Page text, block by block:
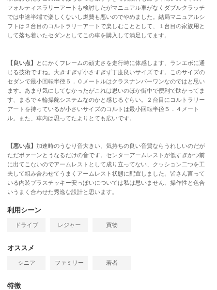
フォルティスラリーアートも検討したがマニュアル車がなくダブルクラッチ
では中途半端で楽しくないし燃費も悪いのでやめました。結局マニュアルシ
フトは２台目のコルトラリーアートで楽しむこととして、１台目の家族用と
して落ち着いたセダンとしてこの車を購入して満足してます。
【良い点】
とにかくフレームの頑丈さを走行時に体感します、ランエボに通
じる技術ですね。大きすぎず小さすぎず丁度良いサイズです。このサイズの
セダンで最小回転半径５．０メートルはクラスナンバーワンなのではと思い
ます。あまり気にしてなかったがこれは思いのほか街中で便利で助かってま
す、まるで４輪操舵システムなのかと感じるぐらい。２台目にコルトラリー
アートを持っているが小さいサイズのコルトは最小回転半径５．４メート
ル。また、車内は思ってたよりとても広いです。
【悪い点】 加速時のうなり音大きい、気持ちの良い音質ならうれしいのだが
ただボァーンとうなるだけの音です。センターアームレストが低すぎかつ前
に出てこないのでアームレストとして成り立ってない、クッション二つを工
夫して組み合わせてうまくアームレスト状態に配置しました。皆さん言って
いる内装プラスチッキー安っぽいについては私は思いません、操作性と色合
いうまく合わせた秀逸な設計と思います。
利用シーン
ドライブ レジャー 買物
オススメ
シニア ファミリー 若者
特徴